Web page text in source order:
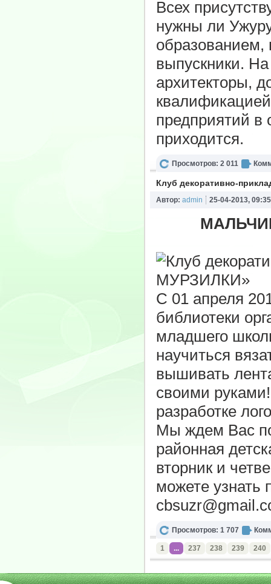
Всех
нужны ли
образованием,
выпускники.
архитекторы,
предприятий
приходится.
Просмотров: 2 011
Клуб декоративно-
Автор: admin 25-04-2013, 09:35
С 01 апреля
библиотеки
младшего
научиться
вышивать
своими
разработке
Мы ждем Вас
районная
вторник и
можете узнать
Просмотров: 1 707
1 ... 237 238 239 240